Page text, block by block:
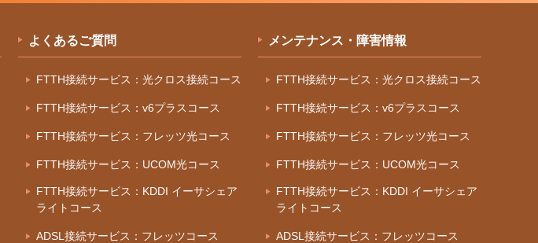
よくあるご質問
FTTH接続サービス：光クロス接続コース
FTTH接続サービス：v6プラスコース
FTTH接続サービス：フレッツ光コース
FTTH接続サービス：UCOM光コース
FTTH接続サービス：KDDI イーサシェア
ライトコース
ADSL接続サービス：フレッツコース
メンテナンス・障害情報
FTTH接続サービス：光クロス接続コース
FTTH接続サービス：v6プラスコース
FTTH接続サービス：フレッツ光コース
FTTH接続サービス：UCOM光コース
FTTH接続サービス：KDDI イーサシェア
ライトコース
ADSL接続サービス：フレッツコース